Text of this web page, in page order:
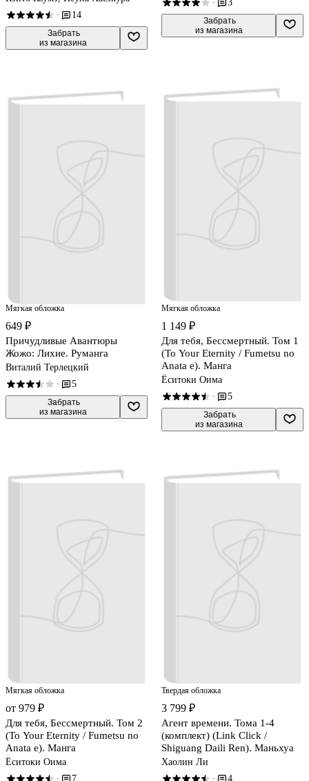
· 14
Забрать
из магазина
· 3
Забрать
из магазина
Мягкая обложка
649 ₽
Причудливые Авантюры
Жожо: Лихие. Руманга
Виталий Терлецкий
· 5
Забрать
из магазина
Мягкая обложка
1 149 ₽
Для тебя, Бессмертный. Том 1
(To Your Eternity / Fumetsu no
Anata e). Манга
Ёситоки Оима
· 5
Забрать
из магазина
Мягкая обложка
от 979 ₽
Для тебя, Бессмертный. Том 2
(To Your Eternity / Fumetsu no
Anata e). Манга
Ёситоки Оима
· 7
Твердая обложка
3 799 ₽
Агент времени. Тома 1-4
(комплект) (Link Click /
Shiguang Daili Ren). Маньхуа
Хаолин Ли
· 4